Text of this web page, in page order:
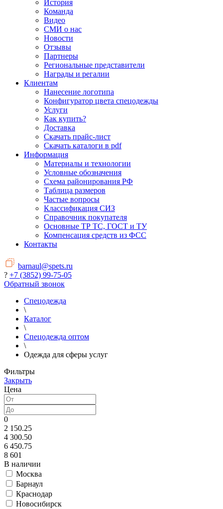
История
Команда
Видео
СМИ о нас
Новости
Отзывы
Партнеры
Региональные представители
Награды и регалии
Клиентам
Нанесение логотипа
Конфигуратор цвета спецодежды
Услуги
Как купить?
Доставка
Скачать прайс-лист
Скачать каталоги в pdf
Информация
Материалы и технологии
Условные обозначения
Схема районирования РФ
Таблица размеров
Частые вопросы
Классификация СИЗ
Справочник покупателя
Основные ТР ТС, ГОСТ и ТУ
Компенсация средств из ФСС
Контакты
barnaul@spets.ru
? +7 (3852) 99-75-05
Обратный звонок
Спецодежда
\
Каталог
\
Спецодежда оптом
\
Одежда для сферы услуг
Фильтры
Закрыть
Цена
0
2 150.25
4 300.50
6 450.75
8 601
В наличии
Москва
Барнаул
Краснодар
Новосибирск